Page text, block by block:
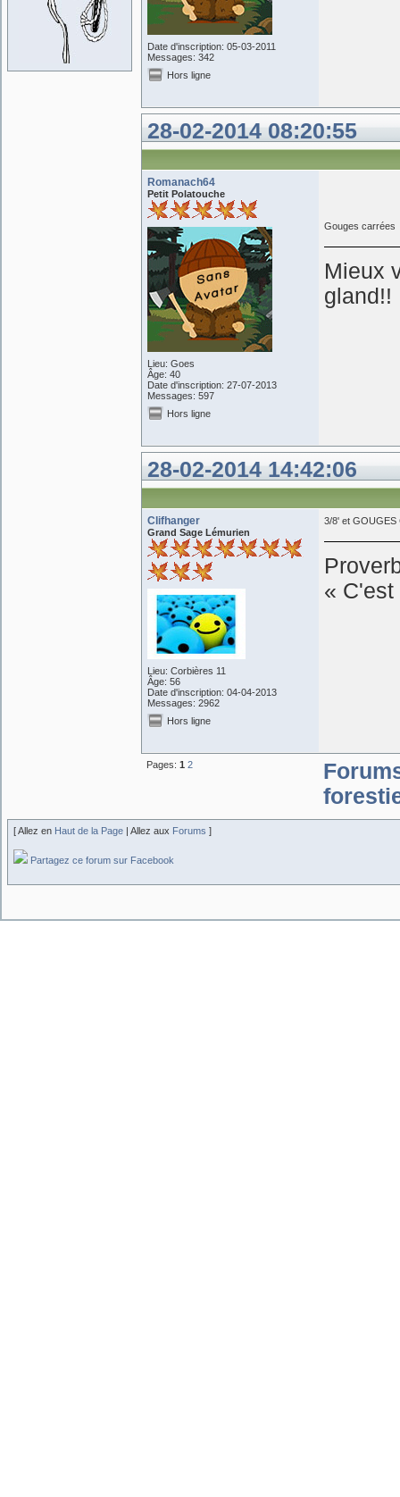
Date d'inscription: 05-03-2011
Messages: 342
Hors ligne
28-02-2014 08:20:55
Romanach64
Petit Polatouche
Lieu: Goes
Âge: 40
Date d'inscription: 27-07-2013
Messages: 597
Gouges carrées
Mieux
gland!!
Hors ligne
28-02-2014 14:42:06
Clifhanger
Grand Sage Lémurien
Lieu: Corbières 11
Âge: 56
Date d'inscription: 04-04-2013
Messages: 2962
3/8' et GOUGES
«
Hors ligne
Pages: 1 2
[ Allez en Haut de la Page | Allez aux Forums ]
Partagez ce forum sur Facebook